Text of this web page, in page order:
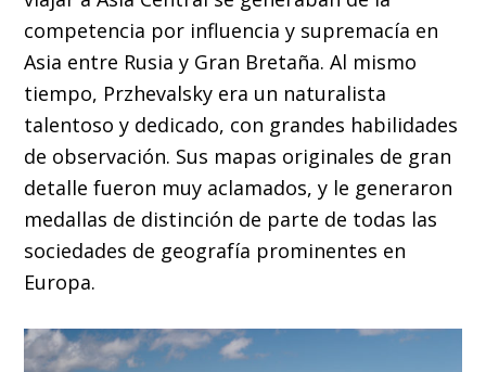
competencia por influencia y supremacía en
Asia entre Rusia y Gran Bretaña. Al mismo
tiempo, Przhevalsky era un naturalista
talentoso y dedicado, con grandes habilidades
de observación. Sus mapas originales de gran
detalle fueron muy aclamados, y le generaron
medallas de distinción de parte de todas las
sociedades de geografía prominentes en
Europa.